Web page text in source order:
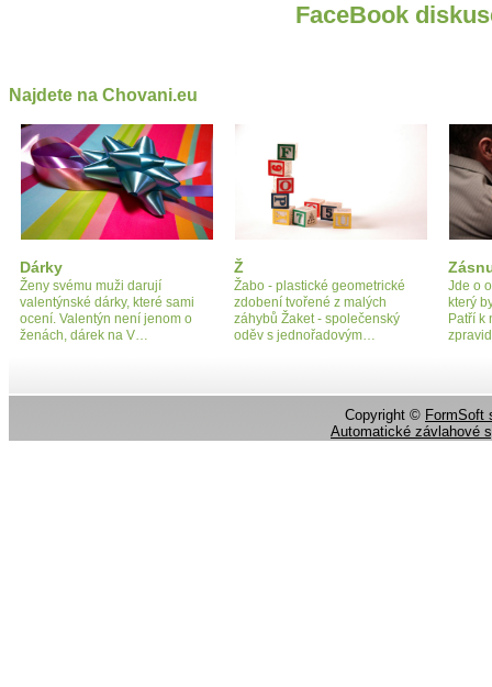
FaceBook
Najdete na Chovani.eu
Dárky
Ženy svému muži darují
valentýnské dárky, které sami
ocení. Valentýn není jenom o
ženách, dárek na V…
Ž
Žabo - plastické geometrické
zdobení tvořené z malých
záhybů Žaket - společenský
oděv s jednořadovým…
Jde o
který
Patří k
Copyright © FormSoft
Automatické závlahové